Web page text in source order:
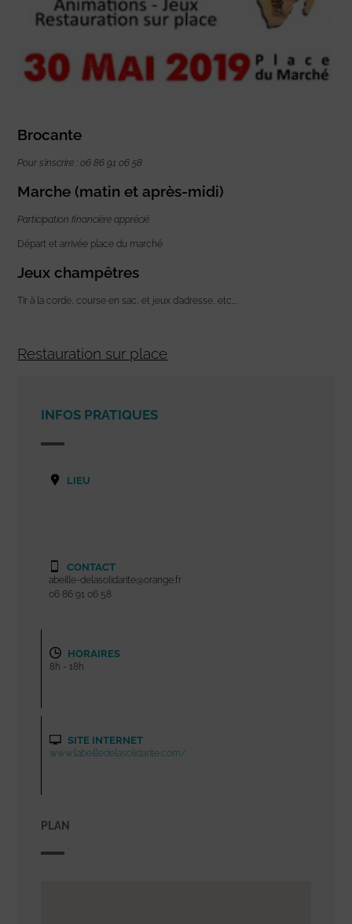
Brocante
Pour s’inscrire : 06 86 91 06 58
Marche (matin et après-midi)
Participation financière apprécié
Départ et arrivée place du marché
Jeux champêtres
Tir à la corde, course en sac, et jeux d’adresse, etc….
Restauration sur place
INFOS PRATIQUES
LIEU
CONTACT
abeille-delasolidarite@orange.fr
06 86 91 06 58
HORAIRES
8h - 18h
SITE INTERNET
www.labeilledelasolidarite.com/
PLAN